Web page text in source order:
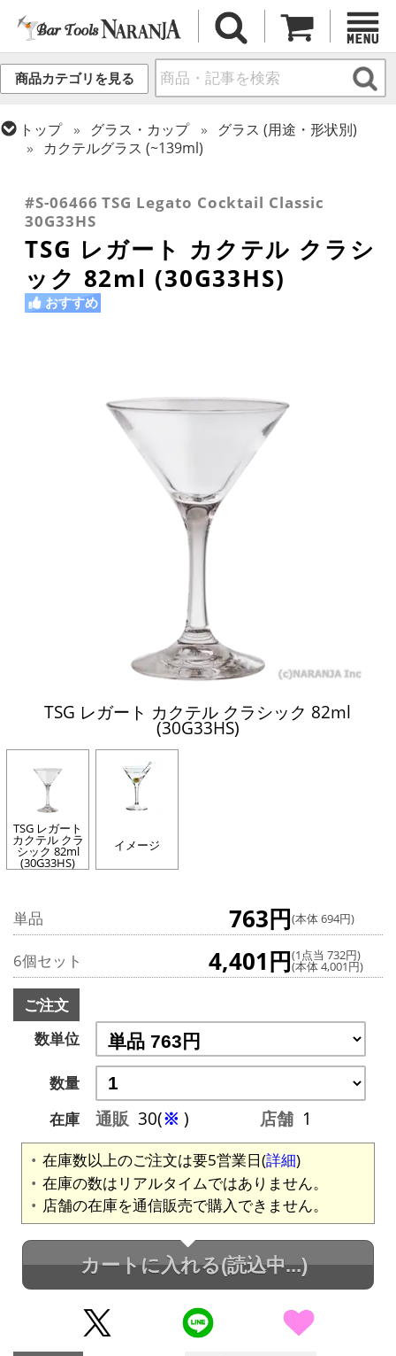
商品カテゴリを見る
トップ グラス・カップ
グラス (用途・形状別)
カクテルグラス (~139ml)
東洋佐々木ガラス
#S-06466 TSG Legato Cocktail Classic
30G33HS
TSG レガート カクテル クラシ
ック 82ml (30G33HS)
おすすめ
TSG レガート カクテル クラシック 82ml
(30G33HS)
TSG レガート
カクテル クラ
シック 82ml
(30G33HS)
イメージ
単品 763円(本体 694円)
6個セット 4,401円(1点当 732円)
(本体 4,001円)
ご注文
数単位
数量
在庫
通販 30(※ ) 店舗 1
在庫数以上のご注文は要5営業日(詳細)
在庫の数はリアルタイムではありません。
店舗の在庫を通信販売で購入できません。
カートに入れる(読込中...)